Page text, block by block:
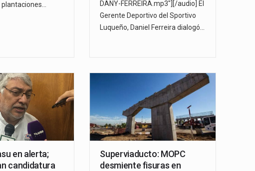
DANY-FERREIRA.mp3"][/audio] El
Gerente Deportivo del Sportivo
Luqueño, Daniel Ferreira dialogó…
en alerta;
candidatura
Superviaducto: MOPC
desmiente fisuras en